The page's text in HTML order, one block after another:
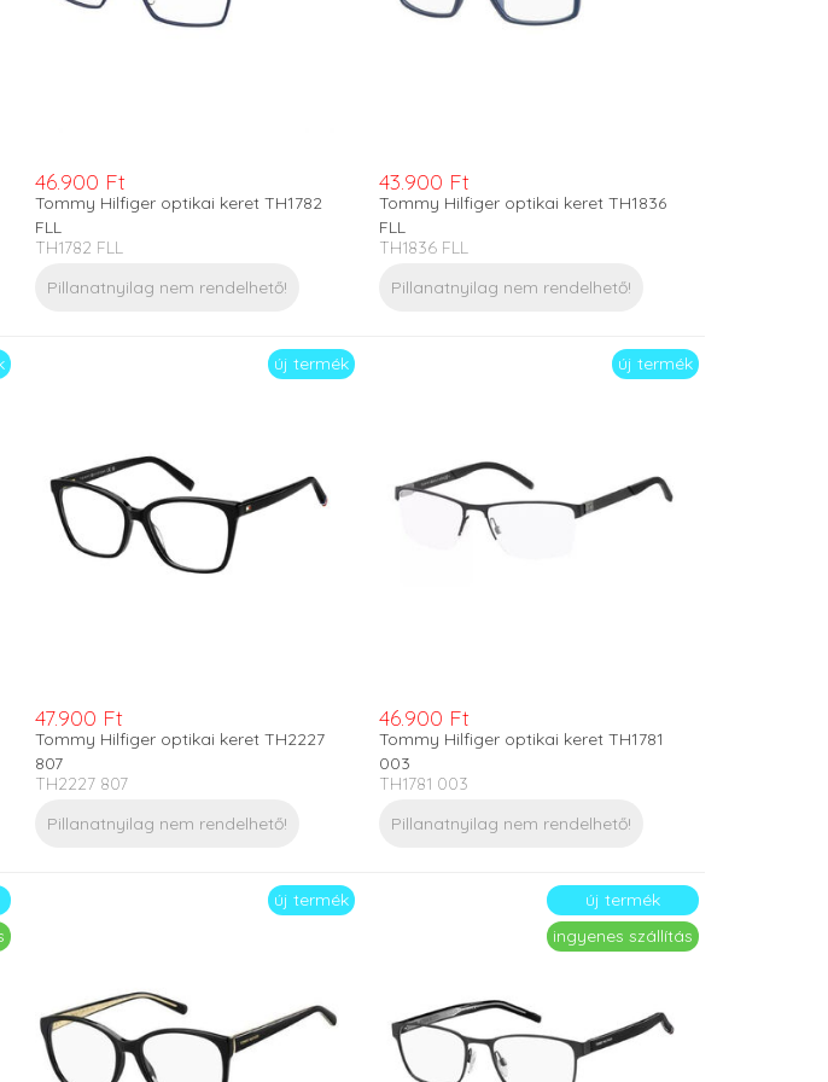
46.900 Ft
Tommy Hilfiger optikai keret TH1782
FLL
TH1782 FLL
Pillanatnyilag nem rendelhető!
43.900 Ft
Tommy Hilfiger optikai keret TH1836
FLL
TH1836 FLL
Pillanatnyilag nem rendelhető!
új termék
47.900 Ft
Tommy Hilfiger optikai keret TH2227
807
TH2227 807
Pillanatnyilag nem rendelhető!
új termék
46.900 Ft
Tommy Hilfiger optikai keret TH1781
003
TH1781 003
Pillanatnyilag nem rendelhető!
új termék
új termék
ingyenes szállítás